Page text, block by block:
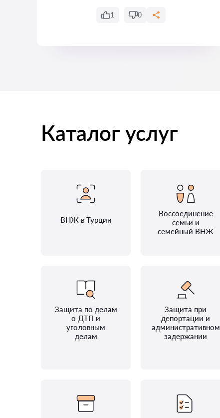
1 0
Каталог услуг
ВНЖ в Турции
Воссоединение
семьи и
семейный ВНЖ
Защита по делам
о ДТП и
уголовным
делам
Защита при
депортации и
административном
задержании